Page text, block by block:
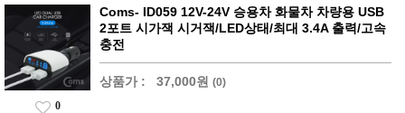
Coms- ID059 12V-24V 승용차 화물차 차량용 USB
2포트 시가잭 시거잭/LED상태/최대 3.4A 출력/고속
충전
상품가 : 37,000원 (0)
0